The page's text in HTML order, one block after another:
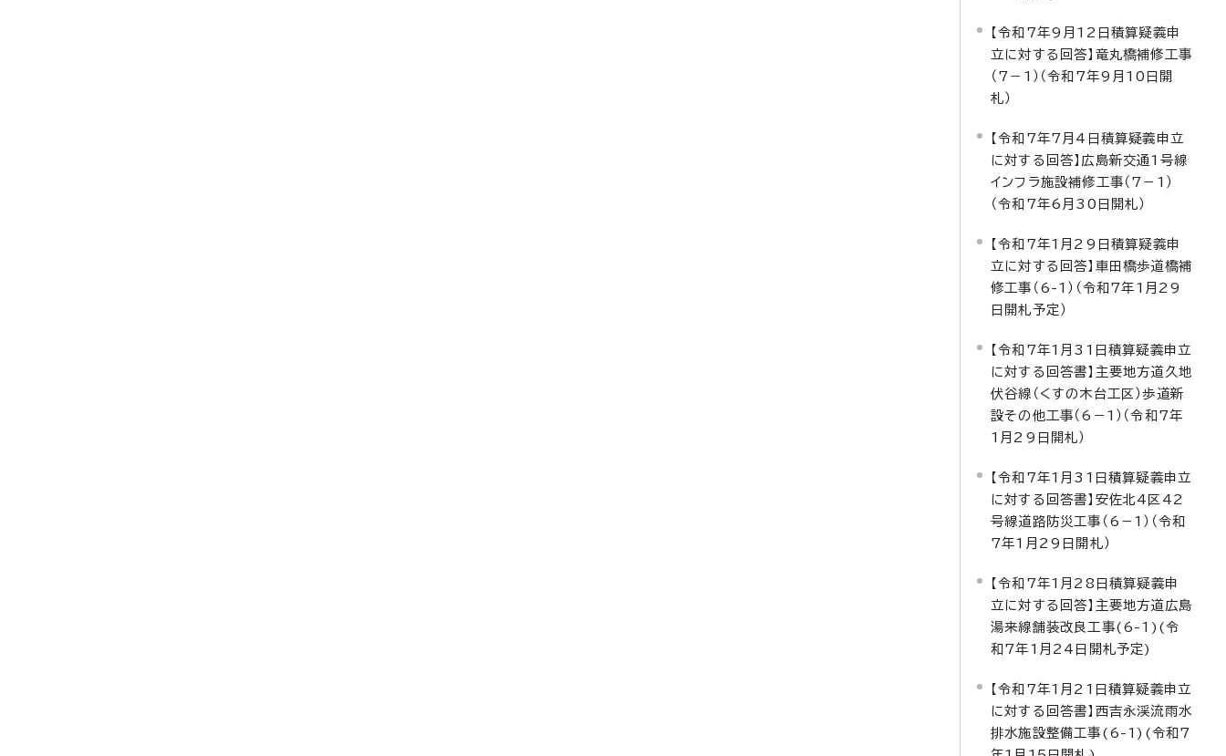
【令和7年9月12日積算疑義申
立に対する回答】竜丸橋補修工事
（7－1）（令和7年9月10日開
札）
【令和7年7月4日積算疑義申立
に対する回答】広島新交通1号線
インフラ施設補修工事（7－1）
（令和7年6月30日開札）
【令和7年1月29日積算疑義申
立に対する回答】車田橋歩道橋補
修工事（6-1）（令和7年1月29
日開札予定）
【令和7年1月31日積算疑義申立
に対する回答書】主要地方道久地
伏谷線（くすの木台工区）歩道新
設その他工事（6－1）（令和7年
1月29日開札）
【令和7年1月31日積算疑義申立
に対する回答書】安佐北4区42
号線道路防災工事（6－1）（令和
7年1月29日開札）
【令和7年1月28日積算疑義申
立に対する回答】主要地方道広島
湯来線舗装改良工事(6-1)(令
和7年1月24日開札予定)
【令和7年1月21日積算疑義申立
に対する回答書】西吉永渓流雨水
排水施設整備工事(6-1)(令和7